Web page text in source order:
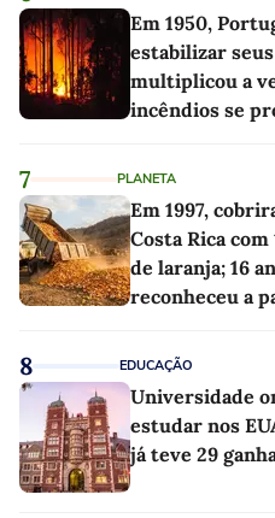
Em 1950,
estabilizar
multiplicou a
incêndios se
7 PLANETA
Em 1997,
Costa Rica
de laranja; 16
reconheceu a
8 EDUCAÇÃO
Universidade
estudar nos
já teve 29